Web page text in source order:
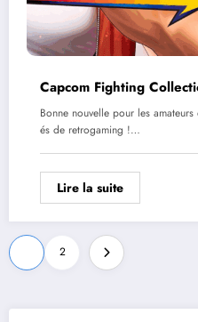
Capcom Fighting
Bonne nouvelle pour les
és de retrogaming !…
Lire la suite
Pagination
des
publications
2